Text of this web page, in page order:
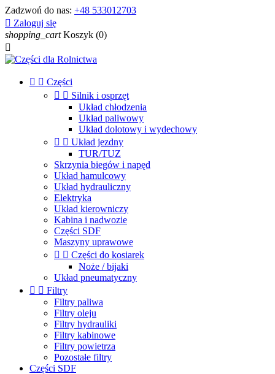
Zadzwoń do nas: +48 533012703
 Zaloguj się
shopping_cart Koszyk (0)

  Części
  Silnik i osprzęt
Układ chłodzenia
Układ paliwowy
Układ dolotowy i wydechowy
  Układ jezdny
TUR/TUZ
Skrzynia biegów i napęd
Układ hamulcowy
Układ hydrauliczny
Elektryka
Układ kierowniczy
Kabina i nadwozie
Części SDF
Maszyny uprawowe
  Części do kosiarek
Noże / bijaki
Układ pneumatyczny
  Filtry
Filtry paliwa
Filtry oleju
Filtry hydrauliki
Filtry kabinowe
Filtry powietrza
Pozostałe filtry
Części SDF